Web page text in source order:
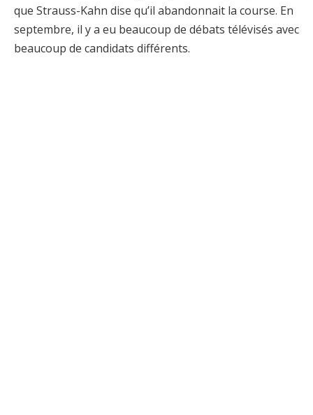
que Strauss-Kahn dise qu’il abandonnait la course. En
septembre, il y a eu beaucoup de débats télévisés avec
beaucoup de candidats différents.